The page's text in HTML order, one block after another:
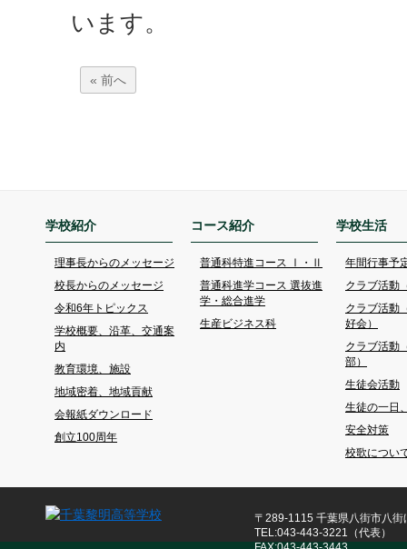
います。
« 前へ
学校紹介
理事長からのメッセージ
校長からのメッセージ
令和6年トピックス
学校概要、沿革、交通案
内
教育環境、施設
地域密着、地域貢献
会報紙ダウンロード
創立100周年
コース紹介
普通科特進コース Ⅰ・Ⅱ
普通科進学コース 選抜進
学・総合進学
生産ビジネス科
学校生活
年間行事予
クラブ活動
クラブ活動
好会）
クラブ活動
部）
生徒会活動
生徒の一日
安全対策
校歌につい
〒289-1115 千葉県八街市八
TEL:043-443-3221（代表）